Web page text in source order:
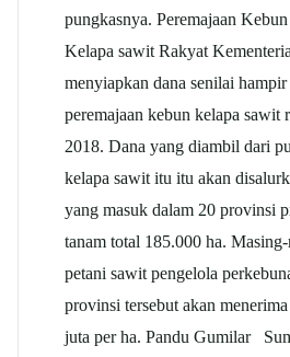
pungkasnya. Peremajaan Kebun
Kelapa sawitRakyat
menyiapkan dana senilai
peremajaan kebun kelapa sawit
2018. Dana yang diambil dari
kelapa sawititu itu akan
yang masuk dalam 20 provinsi
tanam total 185.000 ha.
petani sawitpengelola
provinsi tersebut akan
juta per ha. Pandu Gumilar